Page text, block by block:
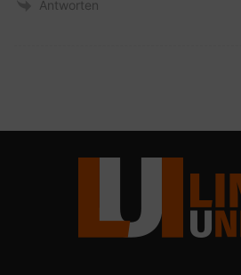
Antworten